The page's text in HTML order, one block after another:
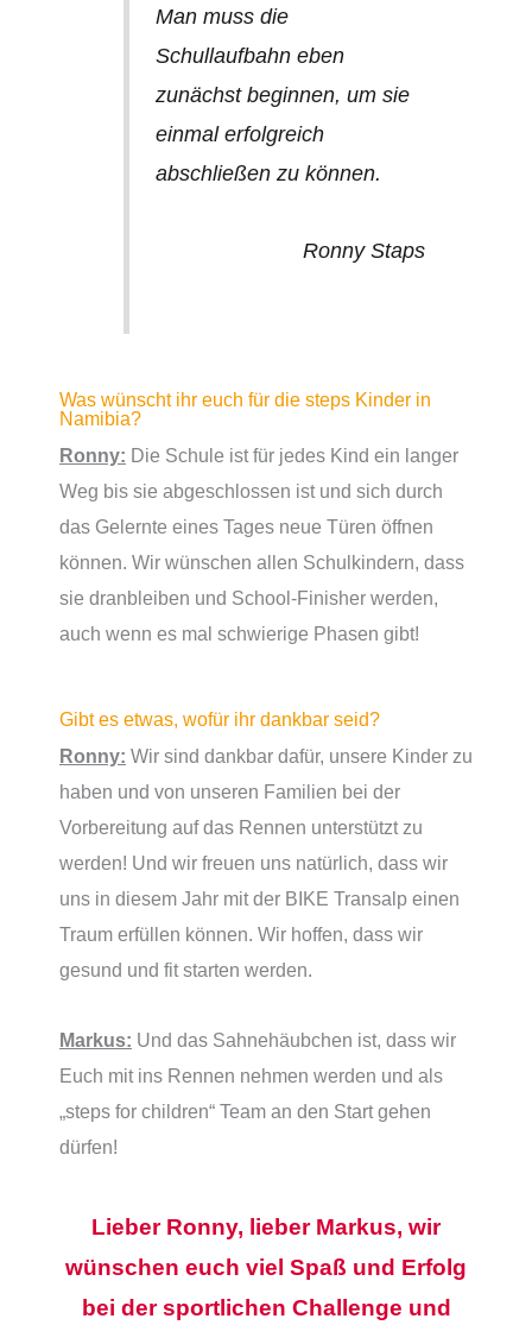
Man muss die
Schullaufbahn eben
zunächst beginnen, um sie
einmal erfolgreich
abschließen zu können.
Ronny Staps
Was wünscht ihr euch für die steps Kinder in
Namibia?
Ronny: Die Schule ist für jedes Kind ein langer
Weg bis sie abgeschlossen ist und sich durch
das Gelernte eines Tages neue Türen öffnen
können. Wir wünschen allen Schulkindern, dass
sie dranbleiben und School-Finisher werden,
auch wenn es mal schwierige Phasen gibt!
Gibt es etwas, wofür ihr dankbar seid?
Ronny: Wir sind dankbar dafür, unsere Kinder zu
haben und von unseren Familien bei der
Vorbereitung auf das Rennen unterstützt zu
werden! Und wir freuen uns natürlich, dass wir
uns in diesem Jahr mit der BIKE Transalp einen
Traum erfüllen können. Wir hoffen, dass wir
gesund und fit starten werden.
Markus: Und das Sahnehäubchen ist, dass wir
Euch mit ins Rennen nehmen werden und als
„steps for children“ Team an den Start gehen
dürfen!
Lieber Ronny, lieber Markus, wir
wünschen euch viel Spaß und Erfolg
bei der sportlichen Challenge und